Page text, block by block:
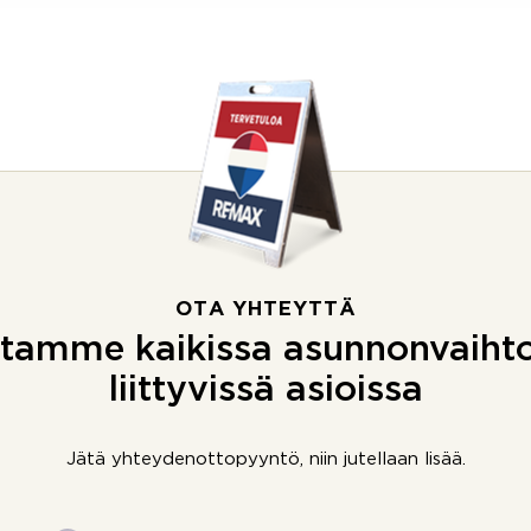
OTA YHTEYTTÄ
kaikissa
liittyvissä asioissa
Jätä yhteydenottopyyntö, niin jutellaan lisää.